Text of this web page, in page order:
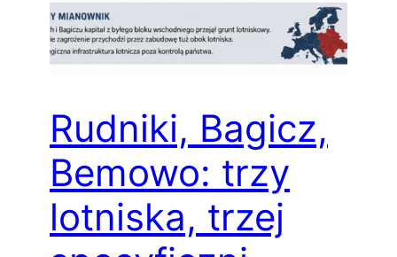
Rudniki, Bagicz,
Bemowo: trzy
lotniska, trzej